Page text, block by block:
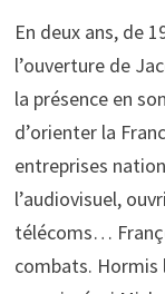
En deux ans, de
l’ouverture de
la présence en
d’orienter la
entreprises
l’audiovisuel,
télécoms…
combats. Hormis